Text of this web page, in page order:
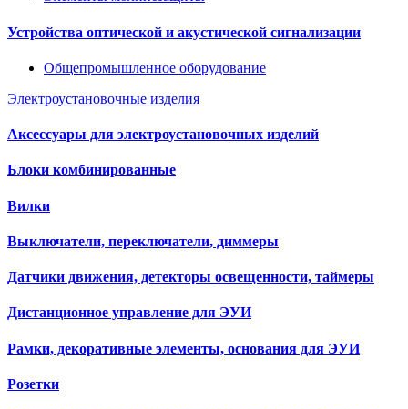
Устройства оптической и акустической сигнализации
Общепромышленное оборудование
Электроустановочные изделия
Аксессуары для электроустановочных изделий
Блоки комбинированные
Вилки
Выключатели, переключатели, диммеры
Датчики движения, детекторы освещенности, таймеры
Дистанционное управление для ЭУИ
Рамки, декоративные элементы, основания для ЭУИ
Розетки